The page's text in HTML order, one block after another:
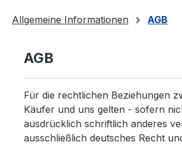
Allgemeine Informationen AGB
AGB
Für die rechtlichen Beziehungen
Käufer und uns gelten - sofern
ausdrücklich schriftlich anderes
ausschließlich deutsches Recht